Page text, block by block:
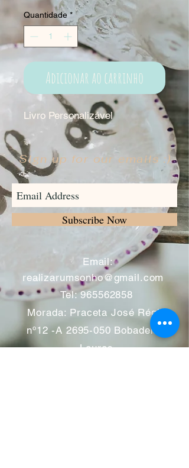
Quantidade *
Adicionar ao carrinho
Livro Personalizável
Sign up for our emails :)
Subscribe Now
Email:
realizarumsonho@gmail.com
Tel:965562858
Morada: Praceta José Régio
nº12 -A 2695-050 Bobadela -
Loures